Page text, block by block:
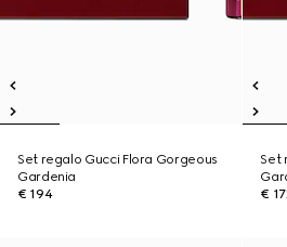
Set regalo Gucci Flora Gorgeous
Gardenia
€ 194
Set
€